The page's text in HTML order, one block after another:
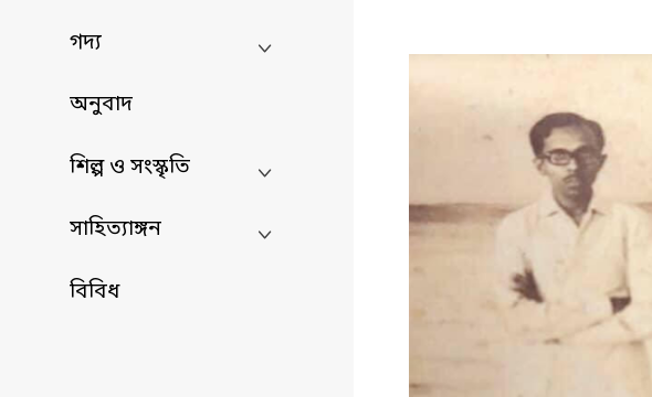
গদ্য
অনুবাদ
শিল্প ও সংস্কৃতি
সাহিত্যাঙ্গন
বিবিধ